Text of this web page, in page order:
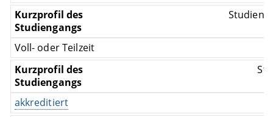
Voll- oder Teilzeit
akkreditiert